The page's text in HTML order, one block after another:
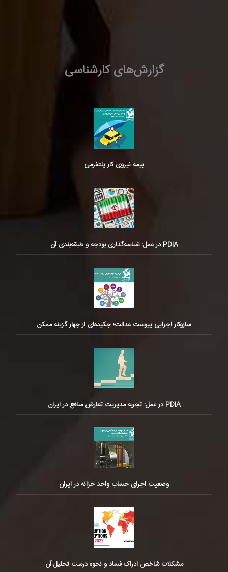
گزارش‌های کارشناسی
بیمه نیروی کار پلتفرمی
PDIA در عمل: شناسه‌گذاری بودجه و طبقه‌بندی آن
سازوکار اجرایی پیوست عدالت؛ چکیده‌ای از چهار گزینه ممکن
PDIA در عمل: تجربه مدیریت تعارض منافع در ایران
وضعیت اجرای حساب واحد خزانه در ایران
مشکلات شاخص ادراک فساد و نحوه درست تحلیل آن